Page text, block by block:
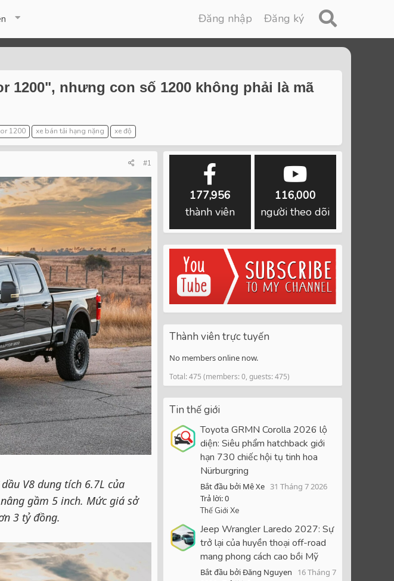
Đăng nhập Đăng ký
1200", nhưng con số 1200 không phải là mã
1200 xe bán tải hạng nặng xe độ
#1
V8 dung tích 6.7L của
gầm 5 inch. Mức giá sở
3 tỷ đồng.
177,956
thành viên
116,000
người theo dõi
Thành viên trực tuyến
No members online now.
Total: 475 (members: 0, guests: 475)
Tin thế giới
Toyota GRMN Corolla 2026 lộ
diện: Siêu phẩm hatchback giới
hạn 730 chiếc hội tụ tinh hoa
Nürburgring
Bắt đầu bởi Mê Xe 31 Tháng 7 2026
Trả lời: 0
Thế Giới Xe
Jeep Wrangler Laredo 2027: Sự
trở lại của huyền thoại off-road
mang phong cách cao bồi Mỹ
Bắt đầu bởi Đăng Nguyen
16 Tháng 7